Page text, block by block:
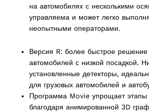
на автомобилях с несколькими
управляема и может легко
неопытными операторами.
Версия R: более быстрое решение
автомобилей с низкой посадкой.
установленные детекторы,
для грузовых автомобилей и
Программа Movie упрощает этапы
благодаря анимированной 3D